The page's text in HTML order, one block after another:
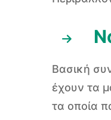
Βασική
έχουν τα
τα οποία